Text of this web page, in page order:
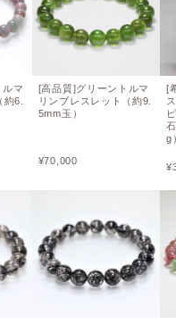
マ
6.
[高品質]グリーントルマ
リンブレスレット（約9.
5mm玉）
¥70,000
[
g
¥